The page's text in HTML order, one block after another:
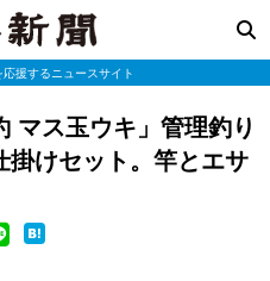
援するニュースサイト
マス玉ウキ」管理釣り
けセット。竿とエサ